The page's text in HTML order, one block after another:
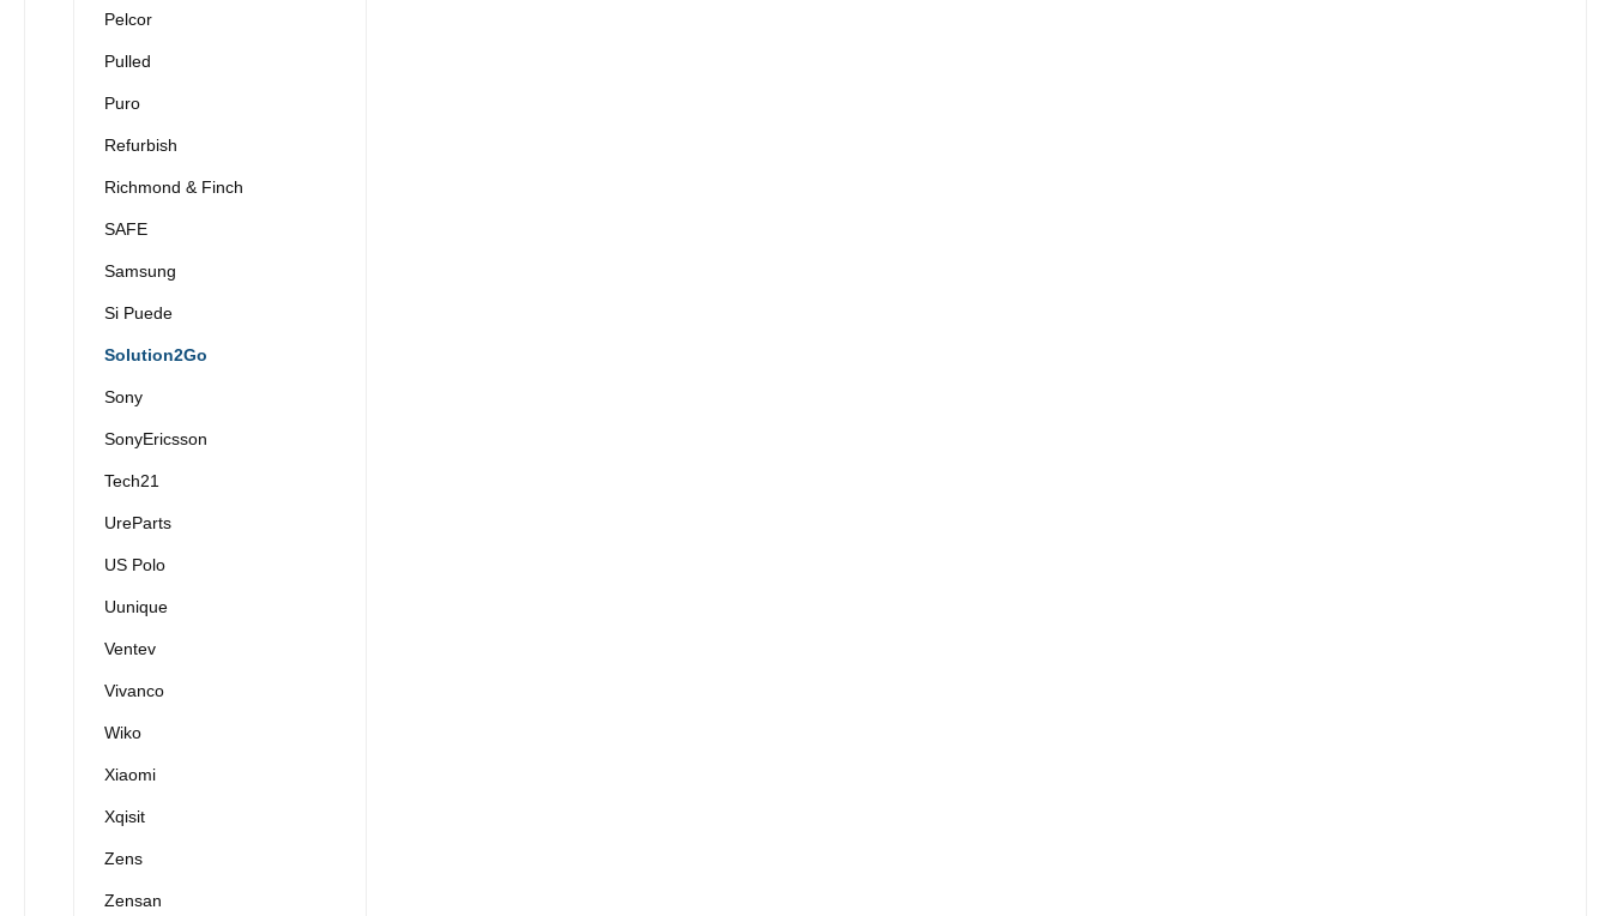
Pelcor
Pulled
Puro
Refurbish
Richmond & Finch
SAFE
Samsung
Si Puede
Solution2Go
Sony
SonyEricsson
Tech21
UreParts
US Polo
Uunique
Ventev
Vivanco
Wiko
Xiaomi
Xqisit
Zens
Zensan